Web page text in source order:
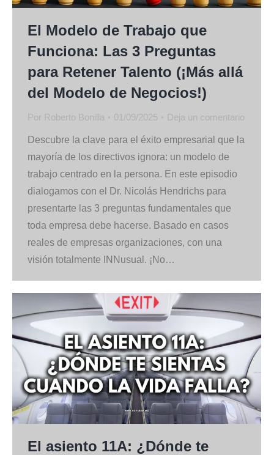
El Modelo de Trabajo que
Funciona: Las 3 Preguntas
para Retener Talento (¡Más allá
del Modelo de Negocios!)
Por Roberto Bonilla 01/09/2025 Deja un comentario
Descubre la clave para el éxito empresarial que la
mayoría de los directivos ignora: un modelo de
trabajo centrado en la persona. En este episodio
dialogamos con el Dr. Nicolás Hendrichs para
presentarte las 3 preguntas fundamentales que
toda empresa debe hacerse. Basado en casos
reales de empresas organizaciones, con una
visión totalmente INNusual. ¡No…
El asiento 11A: ¿Dónde te